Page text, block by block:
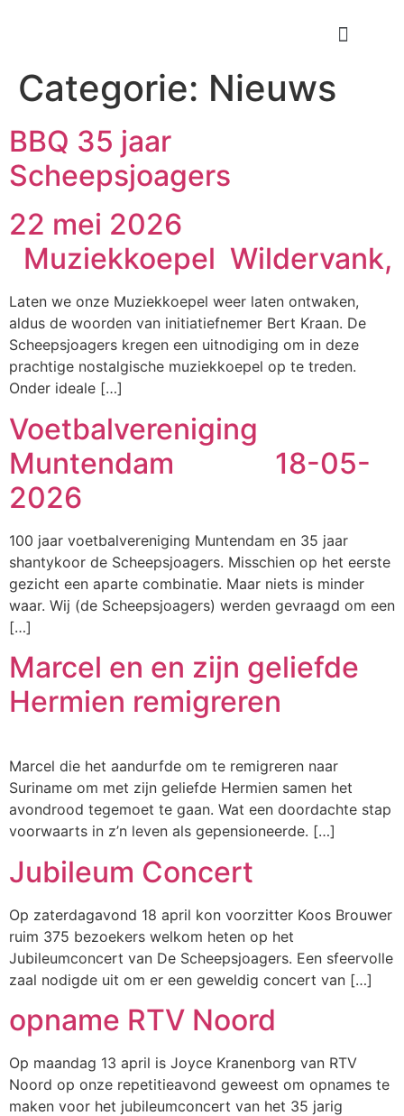
Categorie: Nieuws
BBQ 35 jaar
Scheepsjoagers
22 mei 2026
Muziekkoepel Wildervank,
Laten we onze Muziekkoepel weer laten ontwaken,
aldus de woorden van initiatiefnemer Bert Kraan. De
Scheepsjoagers kregen een uitnodiging om in deze
prachtige nostalgische muziekkoepel op te treden.
Onder ideale […]
Voetbalvereniging
Muntendam 18-05-
2026
100 jaar voetbalvereniging Muntendam en 35 jaar
shantykoor de Scheepsjoagers. Misschien op het eerste
gezicht een aparte combinatie. Maar niets is minder
waar. Wij (de Scheepsjoagers) werden gevraagd om een
[…]
Marcel en en zijn geliefde
Hermien remigreren
Marcel die het aandurfde om te remigreren naar
Suriname om met zijn geliefde Hermien samen het
avondrood tegemoet te gaan. Wat een doordachte stap
voorwaarts in z’n leven als gepensioneerde. […]
Jubileum Concert
Op zaterdagavond 18 april kon voorzitter Koos Brouwer
ruim 375 bezoekers welkom heten op het
Jubileumconcert van De Scheepsjoagers. Een sfeervolle
zaal nodigde uit om er een geweldig concert van […]
opname RTV Noord
Op maandag 13 april is Joyce Kranenborg van RTV
Noord op onze repetitieavond geweest om opnames te
maken voor het jubileumconcert van het 35 jarig